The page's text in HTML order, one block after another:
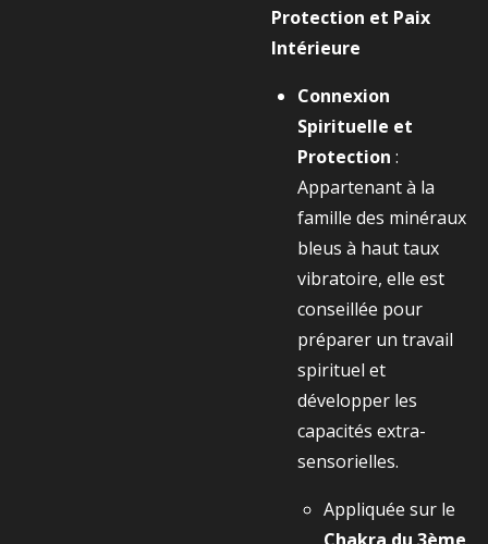
Protection et Paix
Intérieure
Connexion
Spirituelle et
Protection :
Appartenant à la
famille des minéraux
bleus à haut taux
vibratoire, elle est
conseillée pour
préparer un travail
spirituel et
développer les
capacités extra-
sensorielles.
Appliquée sur le